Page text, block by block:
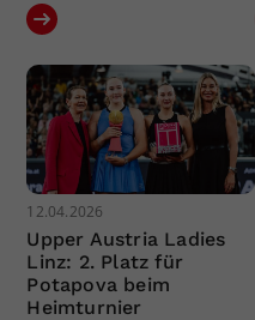
12.04.2026
Upper Austria Ladies
Linz: 2. Platz für
Potapova beim
Heimturnier